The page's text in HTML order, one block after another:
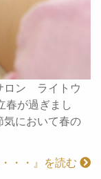
ロン ライトウ
が過ぎまし
気において春の
・・』を読む